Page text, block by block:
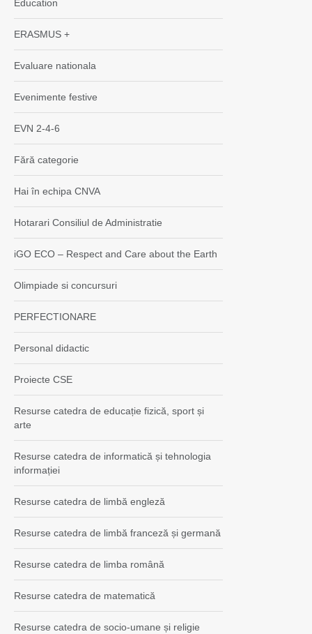
Education
ERASMUS +
Evaluare nationala
Evenimente festive
EVN 2-4-6
Fără categorie
Hai în echipa CNVA
Hotarari Consiliul de Administratie
iGO ECO – Respect and Care about the Earth
Olimpiade si concursuri
PERFECTIONARE
Personal didactic
Proiecte CSE
Resurse catedra de educație fizică, sport și
arte
Resurse catedra de informatică și tehnologia
informației
Resurse catedra de limbă engleză
Resurse catedra de limbă franceză și germană
Resurse catedra de limba română
Resurse catedra de matematică
Resurse catedra de socio-umane și religie